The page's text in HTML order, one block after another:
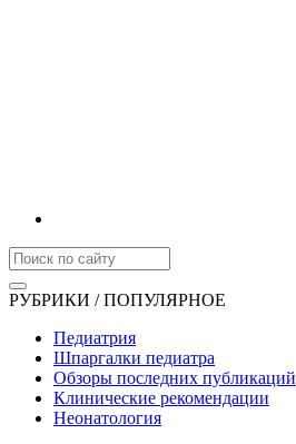
РУБРИКИ / ПОПУЛЯРНОЕ
Педиатрия
Шпаргалки педиатра
Обзоры последних публикаций
Клинические рекомендации
Неонатология